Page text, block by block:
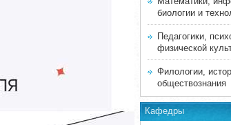
биологии и
Педагогики,
физической
Филологии,
обществознания
Кафедры